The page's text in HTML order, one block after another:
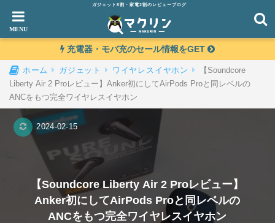
ガジェット8割・家電2割のレビューブログ
充電器・モバ充のセール情報をGET
ホーム ガジェット ワイヤレスイヤホン
【Soundcore
Liberty Air 2 Proレビュー】Anker初にしてAirPods Proと同レベルの
ANCをもつ完全ワイヤレスイヤホン
【Soundcore Liberty Air 2 Proレビュー】
Anker初にしてAirPods Proと同レベルの
ANCをもつ完全ワイヤレスイヤホン
2024-02-15